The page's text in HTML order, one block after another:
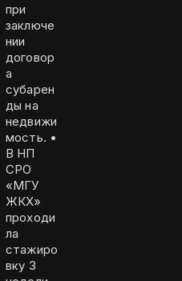
при
заключе
нии
договор
а
субарен
ды на
недвижи
мость. •
В НП
СРО
«МГУ
ЖКХ»
проходи
ла
стажиро
вку 3